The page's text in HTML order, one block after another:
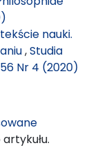
nauki.
,Studia
Nr 4 (2020)